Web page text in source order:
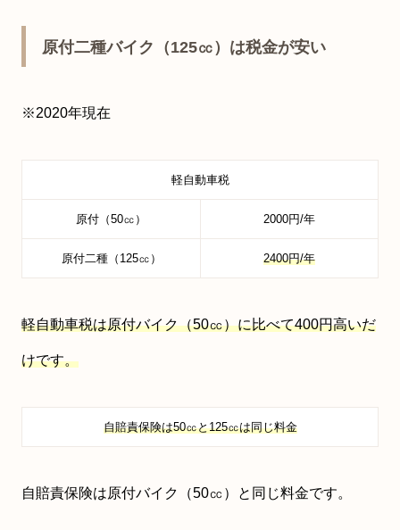
原付二種バイク（125㏄）は税金が安い
※2020年現在
軽自動車税
原付（50㏄） 2000円/年
原付二種（125㏄） 2400円/年
軽自動車税は原付バイク（50㏄）に比べて400円高いだ
けです。
自賠責保険は50㏄と125㏄は同じ料金
自賠責保険は原付バイク（50㏄）と同じ料金です。